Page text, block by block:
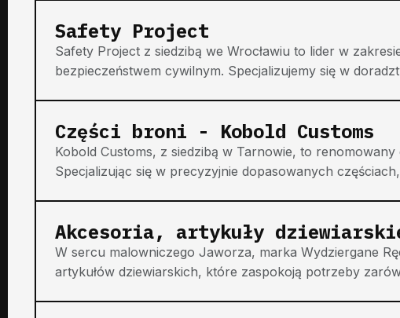
Safety Project
Safety Project z siedzibą we Wrocławiu to lider w
bezpieczeństwem cywilnym. Specjalizujemy się w
Części broni - Kobold Customs
Kobold Customs, z siedzibą w Tarnowie, to
Specjalizując się w precyzyjnie dopasowanych
Akcesoria, artykuły dziewiarskie |
W sercu malowniczego Jaworza, marka Wydziergane
artykułów dziewiarskich, które zaspokoją potrzeby